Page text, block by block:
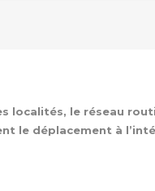
localités, le réseau
le déplacement à